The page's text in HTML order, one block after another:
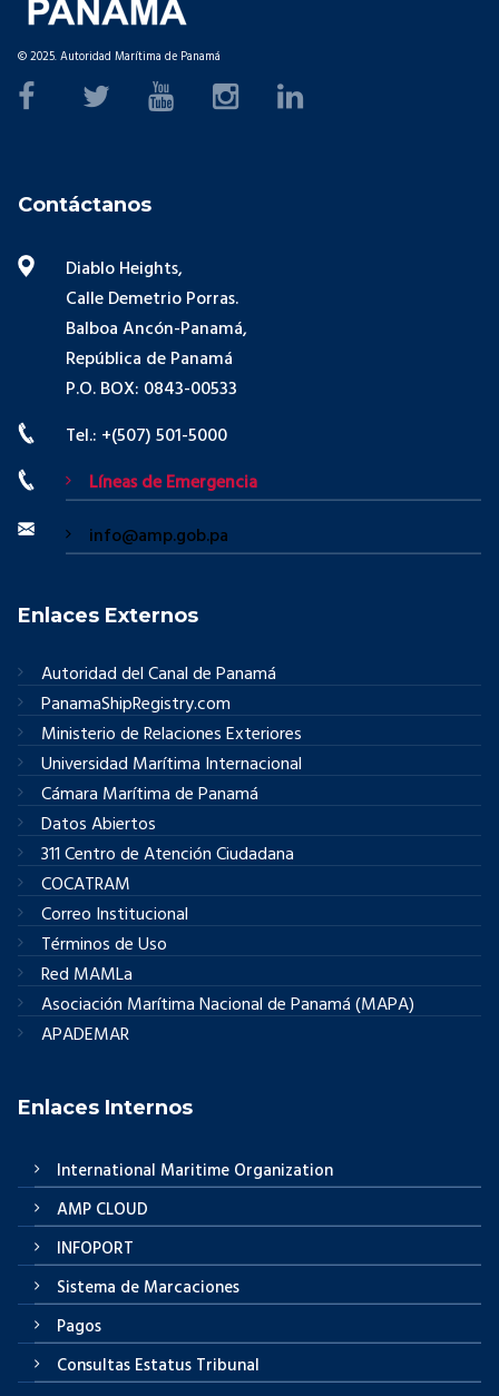
© 2025. Autoridad Marítima de Panamá
Contáctanos
Diablo Heights,
Calle Demetrio Porras.
Balboa Ancón-Panamá,
República de Panamá
P.O. BOX: 0843-00533
Tel.: +(507) 501-5000
Líneas de Emergencia
info@amp.gob.pa
Enlaces Externos
Autoridad del Canal de Panamá
PanamaShipRegistry.com
Ministerio de Relaciones Exteriores
Universidad Marítima Internacional
Cámara Marítima de Panamá
Datos Abiertos
311 Centro de Atención Ciudadana
COCATRAM
Correo Institucional
Términos de Uso
Red MAMLa
Asociación Marítima Nacional de Panamá (MAPA)
APADEMAR
Enlaces Internos
International Maritime Organization
AMP CLOUD
INFOPORT
Sistema de Marcaciones
Pagos
Consultas Estatus Tribunal